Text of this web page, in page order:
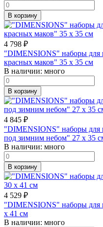
В корзину
4 798 ₽
"DIMENSIONS" наборы
красных маков" 35 x 35 см
В наличии: много
В корзину
4 845 ₽
"DIMENSIONS" наборы
под зимним небом" 27 x 35
В наличии: много
В корзину
4 529 ₽
"DIMENSIONS" наборы
x 41 см
В наличии: много